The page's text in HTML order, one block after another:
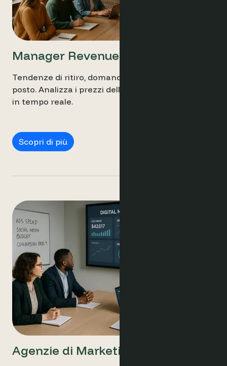
Manager Revenue
Tendenze di ritiro, domanda e prezzi, in un unico
posto. Analizza i prezzi della concorrenza con dati
in tempo reale.
Scopri di più Manager Revenue
Agenzie di Marketing